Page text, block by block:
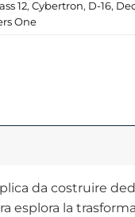
12, Cybertron, D-16,
One
da costruire
esplora la